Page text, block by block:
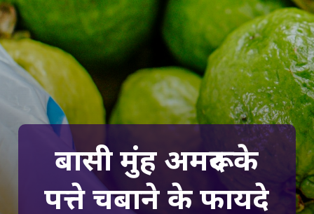
बासी मुंह अमरूद के
पत्ते चबाने के फायदे